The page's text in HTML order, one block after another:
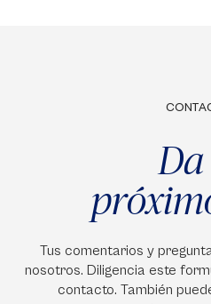
Tus comentarios y
nosotros. Diligencia este
contacto. También